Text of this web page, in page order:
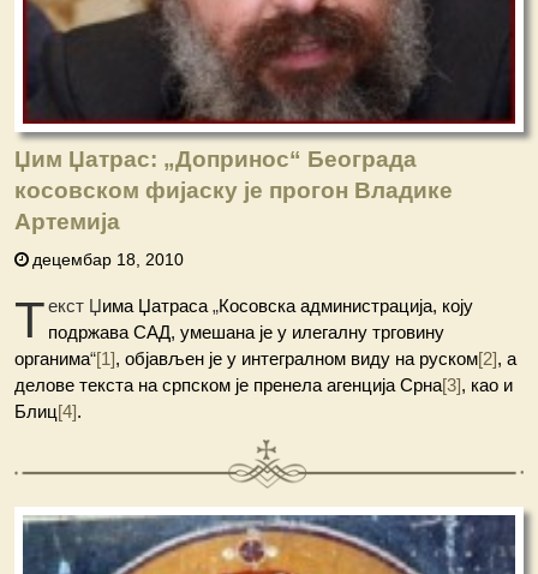
Џим Џатрас: „Допринос“ Београда
косовском фијаску је прогон Владике
Артемија
децембар 18, 2010
Текст Џима Џатраса„Косовска администрација, коју
подржава САД, умешана је у илегалну трговину
органима“[1], објављен је у интегралном виду на руском[2], а
деловe текста на српском је пренела агенција Срна[3], као и
Блиц[4].